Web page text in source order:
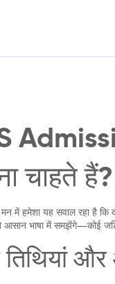
चाहते हैं?
में हमेशा यह सवाल रहा है
आसान भाषा में समझेंगे—कोई
तिथियां